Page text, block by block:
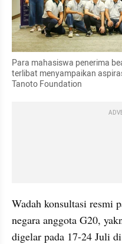
Para mahasiswa penerima
terlibat menyampaikan
Tanoto Foundation
Wadah konsultasi resmi
negara anggota G20,
digelar pada 17-24 Juli